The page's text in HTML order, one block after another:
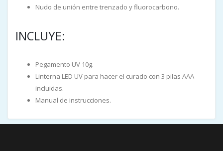
Nudo de unión entre trenzado y fluorocarbono.
INCLUYE:
Pegamento UV 10g.
Linterna LED UV para hacer el curado con 3 pilas AAA
incluidas.
Manual de instrucciones.